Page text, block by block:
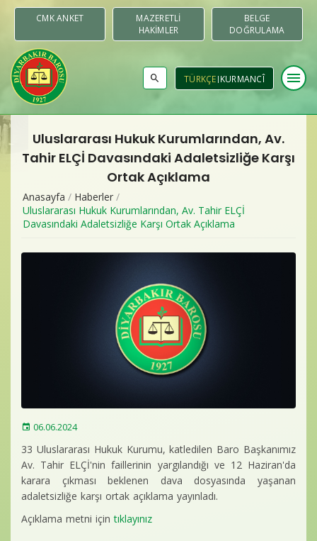
CMK ANKET
MAZERETLI
HAKIMLER
BELGE
DOĞRULAMA
TÜRKÇE KURMANCÎ menu
Baromuz
Merkezler & Komisyonlar
Raporlar
Duyurular
Baro Bültenleri
Uluslararası Hukuk Kurumlarından, Av.
Tahir ELÇİ Davasındaki Adaletsizliğe Karşı
Ortak Açıklama
Anasayfa / Haberler /
Uluslararası Hukuk Kurumlarından, Av. Tahir ELÇİ
Davasındaki Adaletsizliğe Karşı Ortak Açıklama
06.06.2024
33 Uluslararası Hukuk Kurumu, katledilen Baro Başkanımız
Av. Tahir ELÇİ'nin faillerinin yargılandığı ve 12 Haziran'da
karara çıkması beklenen dava dosyasında yaşanan
adaletsizliğe karşı ortak açıklama yayınladı.
Açıklama metni içintıklayınız